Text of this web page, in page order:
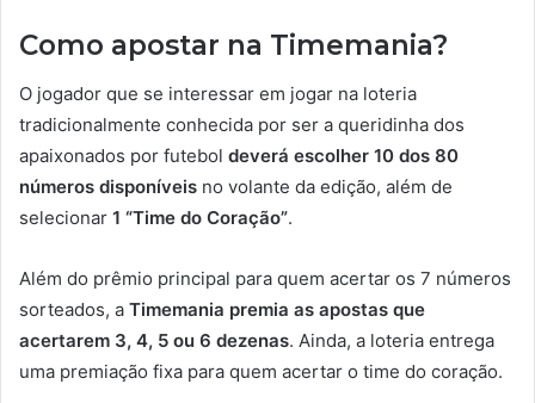
Como apostar na Timemania?
O jogador que se interessar em jogar na loteria
tradicionalmente conhecida por ser a queridinha dos
apaixonados por futebol deverá escolher 10 dos 80
números disponíveis no volante da edição, além de
selecionar 1 “Time do Coração”.
Além do prêmio principal para quem acertar os 7 números
sorteados, a Timemania premia as apostas que
acertarem 3, 4, 5 ou 6 dezenas. Ainda, a loteria entrega
uma premiação fixa para quem acertar o time do coração.